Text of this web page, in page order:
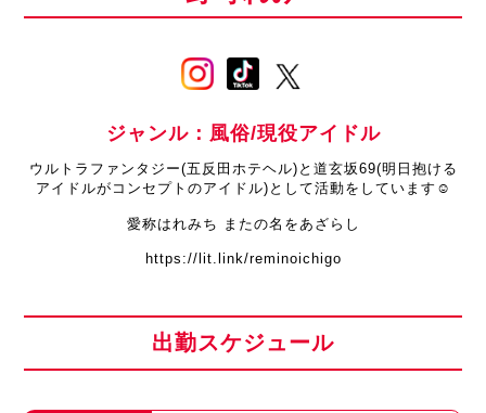
ジャンル：風俗/現役アイドル
ウルトラファンタジー(五反田ホテヘル)と道玄坂69(明日抱ける
アイドルがコンセプトのアイドル)として活動をしています☺
愛称はれみち またの名をあざらし
https://lit.link/reminoichigo
出勤スケジュール